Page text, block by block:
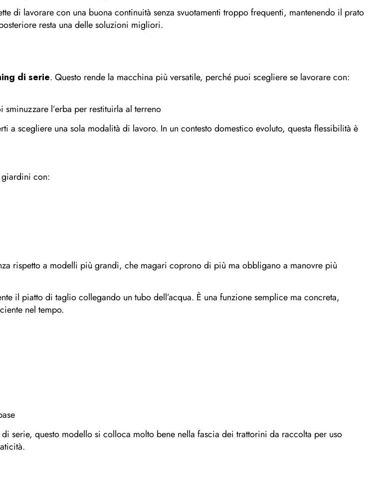
di lavorare con una buona continuità senza svuotamenti troppo frequenti, mantenendo il prato
resta una delle soluzioni migliori.
di serie. Questo rende la macchina più versatile, perché puoi scegliere se lavorare con:
l’erba per restituirla al terreno
a scegliere una sola modalità di lavoro. In un contesto domestico evoluto, questa flessibilità è
giardini con:
rispetto a modelli più grandi, che magari coprono di più ma obbligano a manovre più
il piatto di taglio collegando un tubo dell’acqua. È una funzione semplice ma concreta,
nel tempo.
serie, questo modello si colloca molto bene nella fascia dei trattorini da raccolta per uso